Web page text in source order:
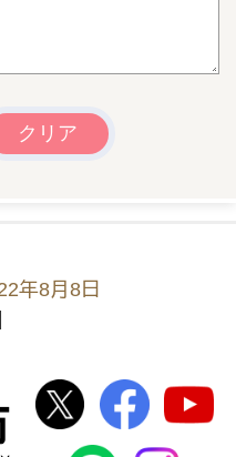
年8月8日
桜川市
桜川市公式
桜川